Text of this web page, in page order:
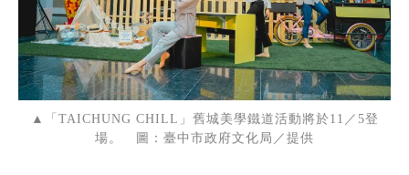
▲「TAICHUNG CHILL」舊城美學鐵道活動將於11／5登
場。 圖：臺中市政府文化局／提供